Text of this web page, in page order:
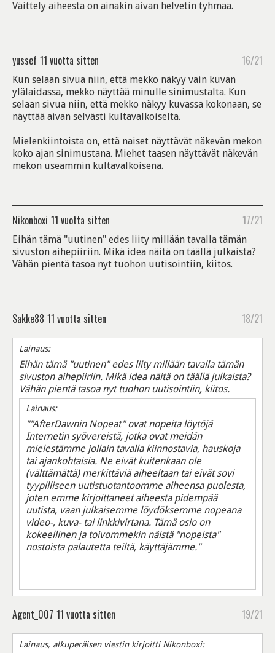
Väittely aiheesta on ainakin aivan helvetin tyhmää.
yussef 11 vuotta sitten 16/21
Kun selaan sivua niin, että mekko näkyy vain kuvan
ylälaidassa, mekko näyttää minulle sinimustalta. Kun
selaan sivua niin, että mekko näkyy kuvassa kokonaan, se
näyttää aivan selvästi kultavalkoiselta.
Mielenkiintoista on, että naiset näyttävät näkevän mekon
koko ajan sinimustana. Miehet taasen näyttävät näkevän
mekon useammin kultavalkoisena.
Nikonboxi 11 vuotta sitten 17/21
Eihän tämä "uutinen" edes liity millään tavalla tämän
sivuston aihepiiriin. Mikä idea näitä on täällä julkaista?
Vähän pientä tasoa nyt tuohon uutisointiin, kiitos.
Sakke88 11 vuotta sitten 18/21
Lainaus:
Eihän tämä "uutinen" edes liity millään tavalla tämän
sivuston aihepiiriin. Mikä idea näitä on täällä julkaista?
Vähän pientä tasoa nyt tuohon uutisointiin, kiitos.
Lainaus:
""AfterDawnin Nopeat" ovat nopeita löytöjä
Internetin syövereistä, jotka ovat meidän
mielestämme jollain tavalla kiinnostavia, hauskoja
tai ajankohtaisia. Ne eivät kuitenkaan ole
(välttämättä) merkittäviä aiheeltaan tai eivät sovi
tyypilliseen uutistuotantoomme aiheensa puolesta,
joten emme kirjoittaneet aiheesta pidempää
uutista, vaan julkaisemme löydöksemme nopeana
video-, kuva- tai linkkivirtana. Tämä osio on
kokeellinen ja toivommekin näistä "nopeista"
nostoista palautetta teiltä, käyttäjämme."
Agent_007 11 vuotta sitten 19/21
Lainaus, alkuperäisen viestin kirjoitti Nikonboxi: